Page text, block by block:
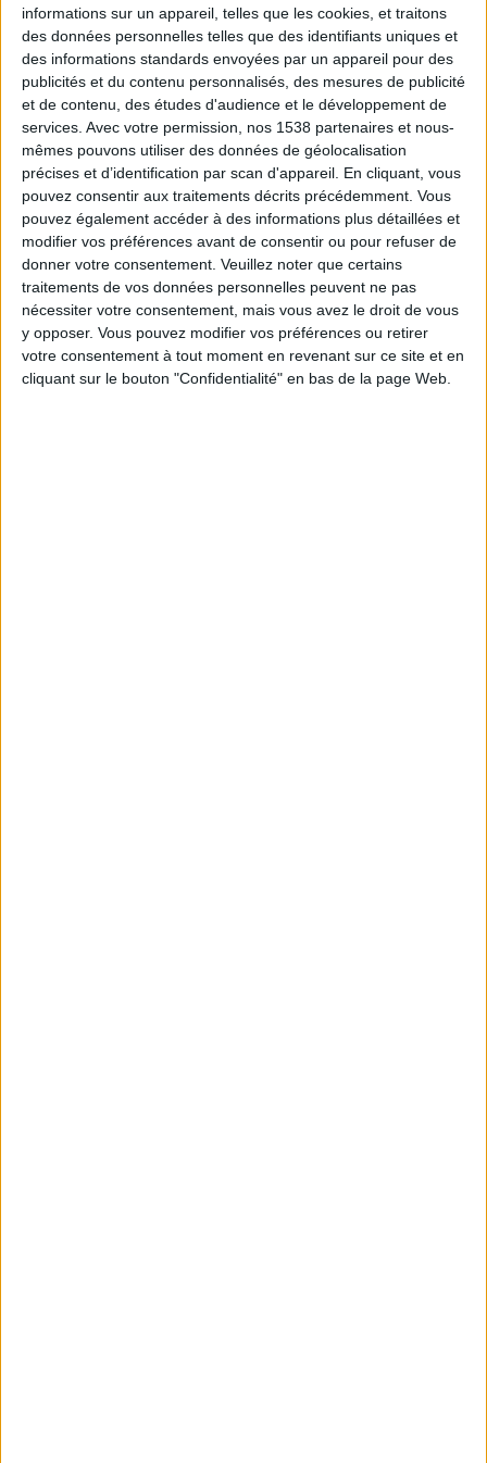
informations sur un appareil, telles que les cookies, et traitons
des données personnelles telles que des identifiants uniques et
des informations standards envoyées par un appareil pour des
publicités et du contenu personnalisés, des mesures de publicité
et de contenu, des études d'audience et le développement de
services. Avec votre permission, nos 1538 partenaires et nous-
mêmes pouvons utiliser des données de géolocalisation
précises et d’identification par scan d'appareil. En cliquant, vous
pouvez consentir aux traitements décrits précédemment. Vous
pouvez également accéder à des informations plus détaillées et
modifier vos préférences avant de consentir ou pour refuser de
donner votre consentement. Veuillez noter que certains
traitements de vos données personnelles peuvent ne pas
nécessiter votre consentement, mais vous avez le droit de vous
y opposer. Vous pouvez modifier vos préférences ou retirer
votre consentement à tout moment en revenant sur ce site et en
cliquant sur le bouton "Confidentialité" en bas de la page Web.
Webinaires en direct Voir tout
Peut-on remplacer la viande par des féculents ?
Consultation diététique du 05/08/2026